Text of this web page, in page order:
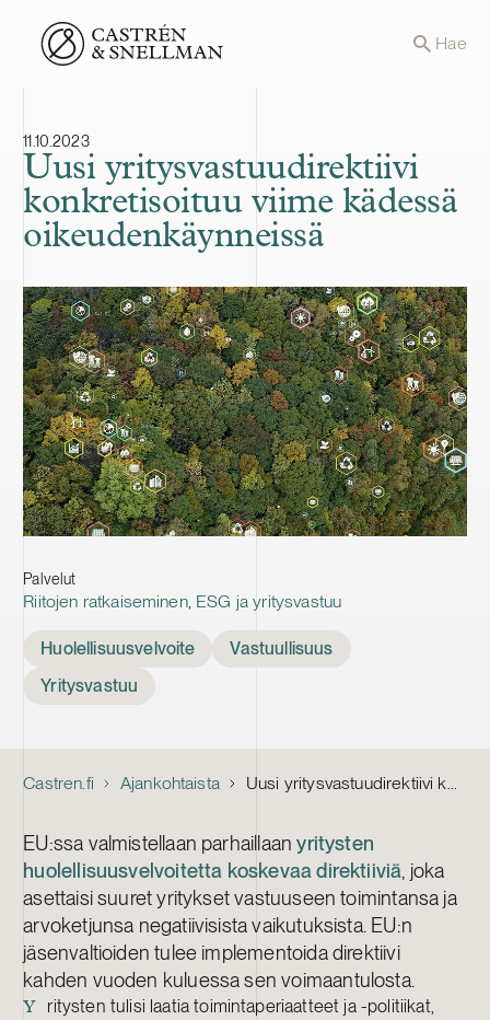
Front page Hae
11.10.2023
Uusi yritysvastuudirektiivi
konkretisoituu viime kädessä
oikeudenkäynneissä
Palvelut
Riitojen ratkaiseminen, ESG ja yritysvastuu
Huolellisuusvelvoite
Vastuullisuus
Yritysvastuu
Castren.fi Ajankohtaista Uusi yritysvastuudirektiivi konkretisoituu viime kädessä oikeudenkäynneissä
EU:ssa valmistellaan parhaillaanyritysten
huolellisuusvelvoitetta koskevaa direktiiviä , joka
asettaisi suuret yritykset vastuuseen toimintansa ja
arvoketjunsa negatiivisista vaikutuksista. EU:n
jäsenvaltioiden tulee implementoida direktiivi
kahden vuoden kuluessa sen voimaantulosta.
Y
ritysten tulisi laatia toimintaperiaatteet ja -politiikat,